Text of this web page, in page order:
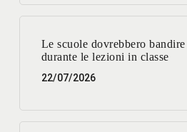
Le scuole dovrebbero
durante le lezioni in classe
22/07/2026